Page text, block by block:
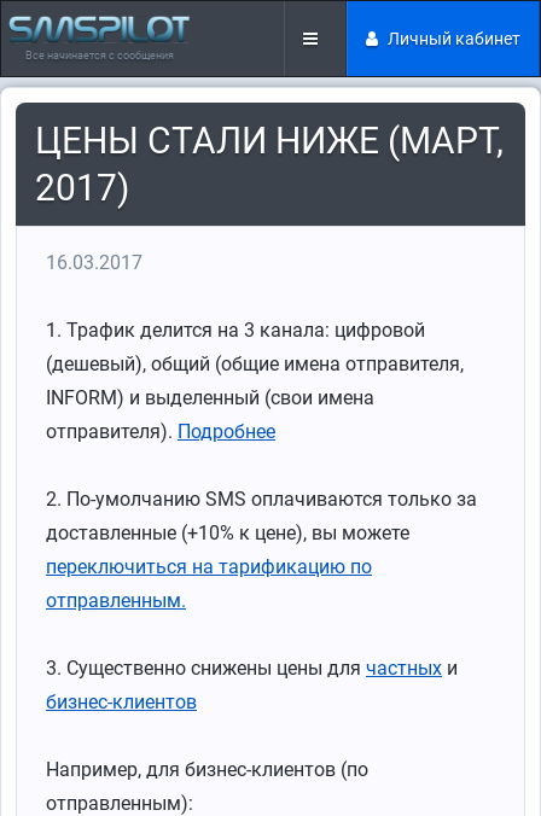
Все начинается с сообщения
Личный кабинет
ЦЕНЫ СТАЛИ НИЖЕ (МАРТ,
2017)
16.03.2017
1. Трафик делится на 3 канала: цифровой
(дешевый), общий (общие имена отправителя,
INFORM) и выделенный (свои имена
отправителя). Подробнее
2. По-умолчанию SMS оплачиваются только за
доставленные (+10% к цене), вы можете
переключиться на тарификацию по
отправленным.
3. Существенно снижены цены для частных и
бизнес-клиентов
Например, для бизнес-клиентов (по
отправленным):